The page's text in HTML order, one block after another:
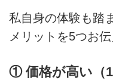
私自身の体験も踏
メリットを5つお伝
① 価格が高い（